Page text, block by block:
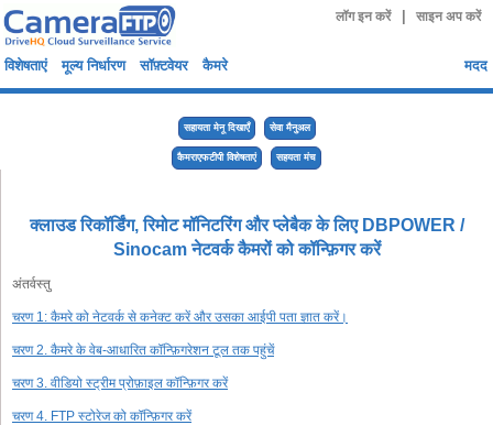
लॉग इन करें साइन अप करें
विशेषताएं मूल्य निर्धारण सॉफ़्टवेयर कैमरे मदद
सहायता मेनू दिखाएँ सेवा मैनुअल
कैमराएफटीपी विशेषताएं सहयता मंच
क्लाउड रिकॉर्डिंग, रिमोट मॉनिटरिंग और प्लेबैक के लिए DBPOWER /
Sinocam नेटवर्क कैमरों को कॉन्फ़िगर करें
अंतर्वस्तु
चरण 1: कैमरे को नेटवर्क से कनेक्ट करें और उसका आईपी पता ज्ञात करें।
चरण 2. कैमरे के वेब-आधारित कॉन्फ़िगरेशन टूल तक पहुंचें
चरण 3. वीडियो स्ट्रीम प्रोफ़ाइल कॉन्फ़िगर करें
चरण 4. FTP स्टोरेज को कॉन्फ़िगर करें